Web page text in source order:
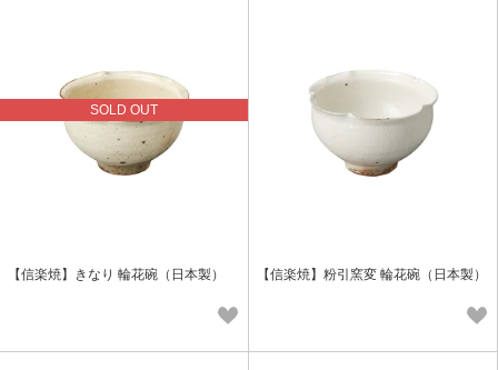
SOLD OUT
【信楽焼】きなり 輪花碗（日本製） 【信楽焼】粉引窯変 輪花碗（日本製）